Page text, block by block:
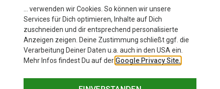
… verwenden wir Cookies. So können wir unsere
Services für Dich optimieren, Inhalte auf Dich
zuschneiden und dir entsprechend personalisierte
Anzeigen zeigen. Deine Zustimmung schließt ggf. die
Verarbeitung Deiner Daten u.a. auch in den USA ein.
Mehr Infos findest Du auf der Google Privacy Site.